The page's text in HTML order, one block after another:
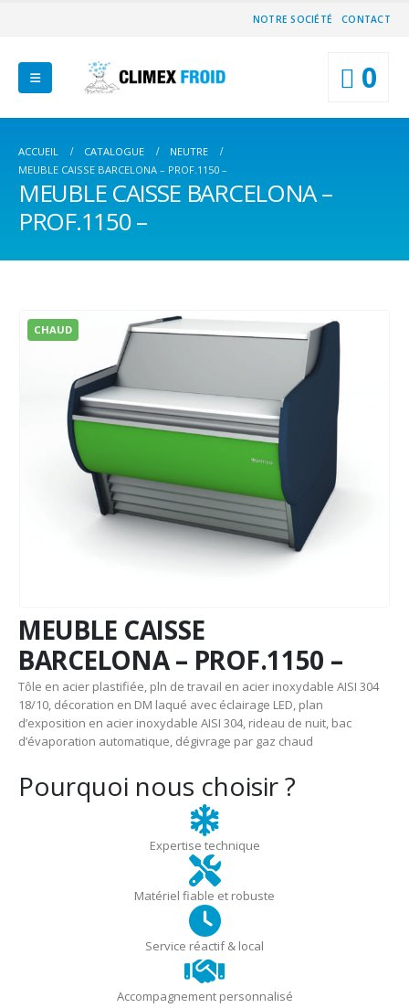
NOTRE SOCIÉTÉ CONTACT
0
ACCUEIL CATALOGUE
NEUTRE
MEUBLE CAISSE BARCELONA – PROF.1150 –
MEUBLE CAISSE BARCELONA –
PROF.1150 –
CHAUD
MEUBLE CAISSE
BARCELONA – PROF.1150 –
Tôle en acier plastifiée, pln de travail en acier inoxydable AISI 304
18/10, décoration en DM laqué avec éclairage LED, plan
d’exposition en acier inoxydable AISI 304, rideau de nuit, bac
d’évaporation automatique, dégivrage par gaz chaud
Pourquoi nous choisir ?
Expertise technique
Matériel fiable et robuste
Service réactif & local
Accompagnement personnalisé